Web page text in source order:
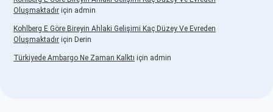
Oluşmaktadır için admin
Kohlberg E Göre Bireyin Ahlaki Gelişimi Kaç Düzey Ve Evreden
Oluşmaktadır için Derin
Türkiyede Ambargo Ne Zaman Kalktı için admin